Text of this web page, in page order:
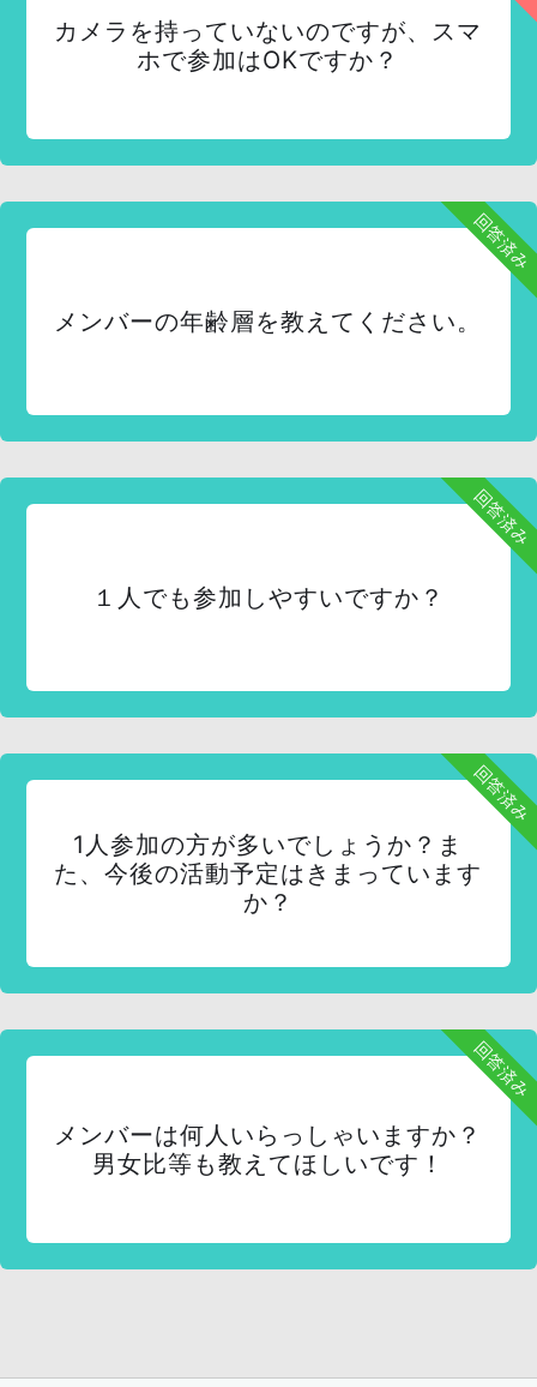
カメラを持っていないのですが、スマ
ホで参加はOKですか？
回答済み
メンバーの年齢層を教えてください。
回答済み
１人でも参加しやすいですか？
回答済み
1人参加の方が多いでしょうか？ま
た、今後の活動予定はきまっています
か？
回答済み
メンバーは何人いらっしゃいますか？
男女比等も教えてほしいです！